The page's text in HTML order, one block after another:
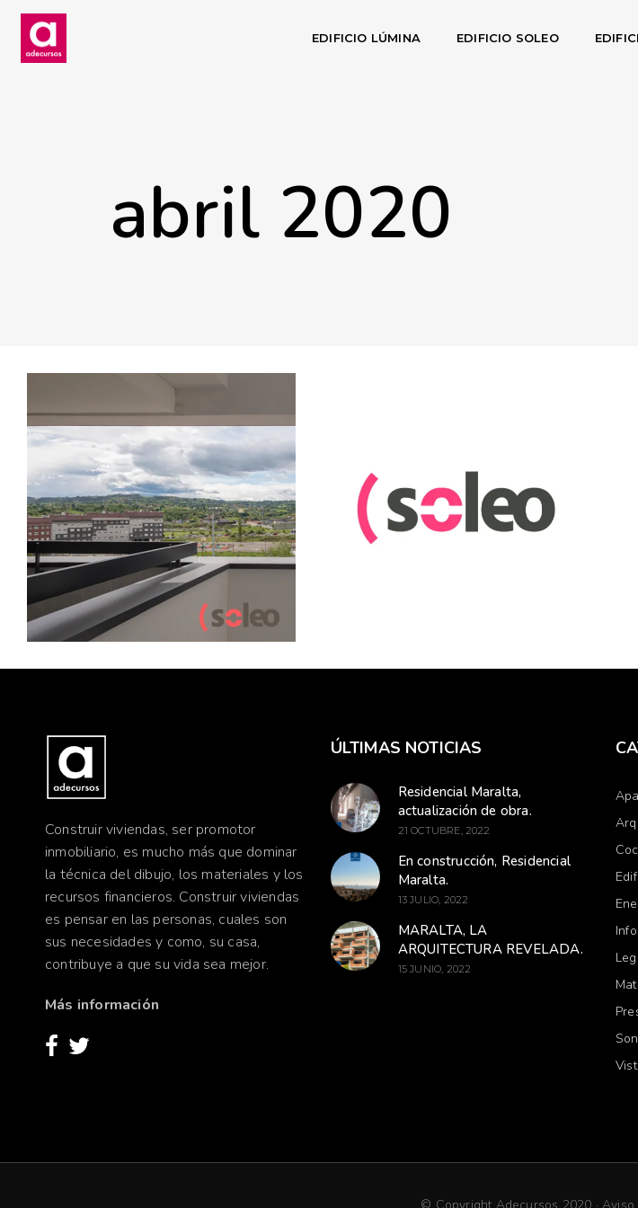
EDIFICIO LÚMINA EDIFICIO SOLEO
abril 2020
17 ABRIL, 2020
ARQUITECTURA COCINAS
EDIFICIO SOLEO PRADO DE LA
Soleo tiene fin.
LEER MÁS
Edificio Soleo.
LEER MÁS
Construir viviendas, ser promotor
inmobiliario, es mucho más que dominar
la técnica del dibujo, los materiales y los
recursos financieros. Construir viviendas
es pensar en las personas, cuales son
sus necesidades y como, su casa,
contribuye a que su vida sea mejor.
Más información
ÚLTIMAS NOTICIAS
Residencial Maralta,
actualización de obra.
21 OCTUBRE, 2022
En construcción, Residencial
Maralta.
13 JULIO, 2022
MARALTA, LA
ARQUITECTURA REVELADA.
15 JUNIO, 2022